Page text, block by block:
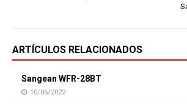
ARTÍCULOS RELACIONADOS
Sangean WFR-28BT
10/06/2022